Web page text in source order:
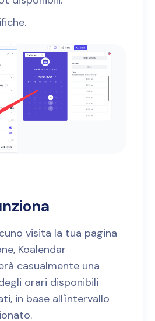
visita la tua pagina
Koalendar
casualmente una
orari disponibili
in base all'intervallo